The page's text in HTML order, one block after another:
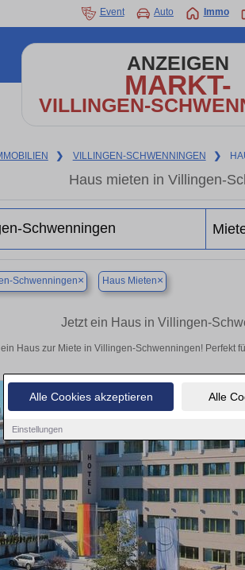
Alle Cookies akzeptieren Alle
Einstellungen
Event Auto Immo
ANZEIGEN
MARKT-
VILLINGEN-
❯ VILLINGEN-SCHWENNINGEN ❯
Haus mieten in Villingen-
Schwenningen× Haus Mieten×
Jetzt ein Haus in Villingen-
Haus zur Miete in Villingen-Schwenningen! Perfekt